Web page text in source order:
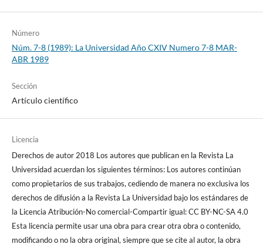
Número
Núm. 7-8 (1989): La Universidad Año CXIV Numero 7-8 MAR-
ABR 1989
Sección
Artículo científico
Licencia
Derechos de autor 2018 Los autores que publican en la Revista La
Universidad acuerdan los siguientes términos: Los autores continúan
como propietarios de sus trabajos, cediendo de manera no exclusiva los
derechos de difusión a la Revista La Universidad bajo los estándares de
la Licencia Atribución-No comercial-Compartir igual: CC BY-NC-SA 4.0
Esta licencia permite usar una obra para crear otra obra o contenido,
modificando o no la obra original, siempre que se cite al autor, la obra